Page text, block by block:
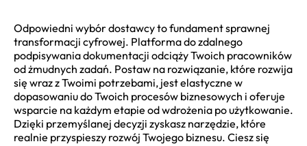
Odpowiedni wybór dostawcy to fundament sprawnej
transformacji cyfrowej. Platforma do zdalnego
podpisywania dokumentacji odciąży Twoich pracowników
od żmudnych zadań. Postaw na rozwiązanie, które rozwija
się wraz z Twoimi potrzebami, jest elastyczne w
dopasowaniu do Twoich procesów biznesowych i oferuje
wsparcie na każdym etapie od wdrożenia po użytkowanie.
Dzięki przemyślanej decyzji zyskasz narzędzie, które
realnie przyspieszy rozwój Twojego biznesu. Ciesz się